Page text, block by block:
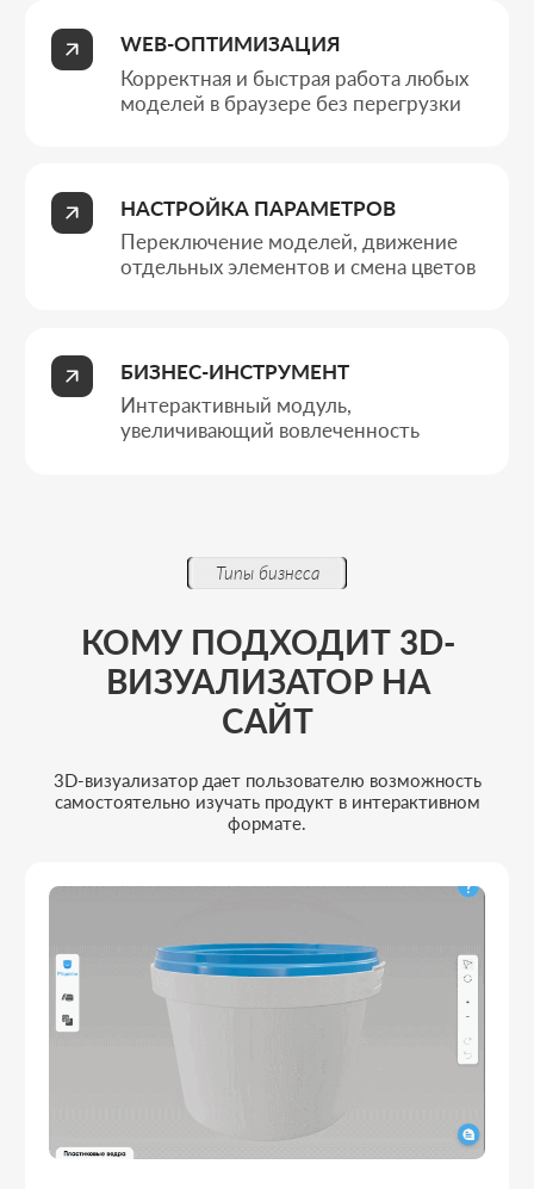
Стартапам и digital-
современно и интерактивно, усилив
доверие пользователя и вовлеченность в
процессе выбора.
самостоятельно изучать модели,
сравнивать варианты и видеть продукт со
КОМУ ПОДХОДИТ 3D-
ВИЗУАЛИЗАТОР НА
Типы бизнеса
3D-визуализатор дает пользователю возможность
самостоятельно изучать продукт в интерактивном